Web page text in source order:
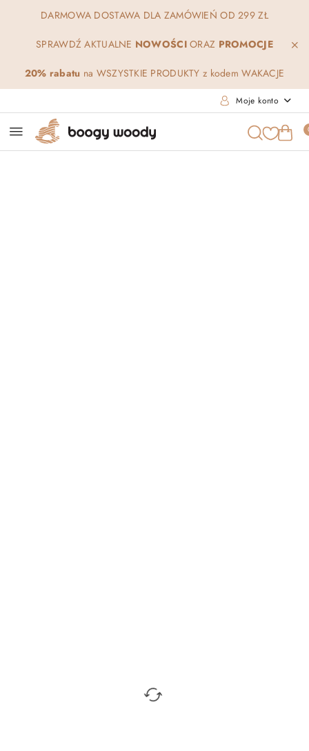
Przejdź do treści głównej
Przejdź do wyszukiwarki
Przejdź do moje konto
Przejdź do menu głównego
Przejdź do opisu produktu
Przejdź do stopki
DARMOWA DOSTAWA DLA ZAMÓWIEŃ OD 299 ZŁ
SPRAWDŹ AKTUALNE NOWOŚCIORAZ PROMOCJE
20% rabatu na WSZYSTKIE PRODUKTY z kodem WAKACJE
Moje konto